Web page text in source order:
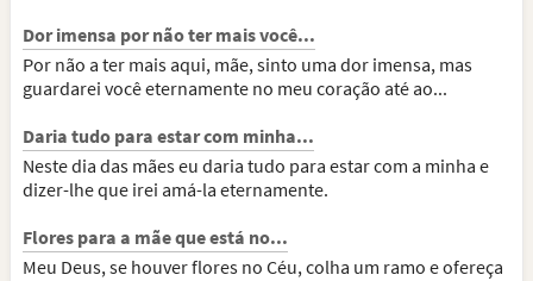
Dor imensa por não ter mais você...
Por não a ter mais aqui, mãe, sinto uma dor imensa, mas
guardarei você eternamente no meu coração até ao...
Daria tudo para estar com minha...
Neste dia das mães eu daria tudo para estar com a minha e
dizer-lhe que irei amá-la eternamente.
Flores para a mãe que está no...
Meu Deus, se houver flores no Céu, colha um ramo e ofereça